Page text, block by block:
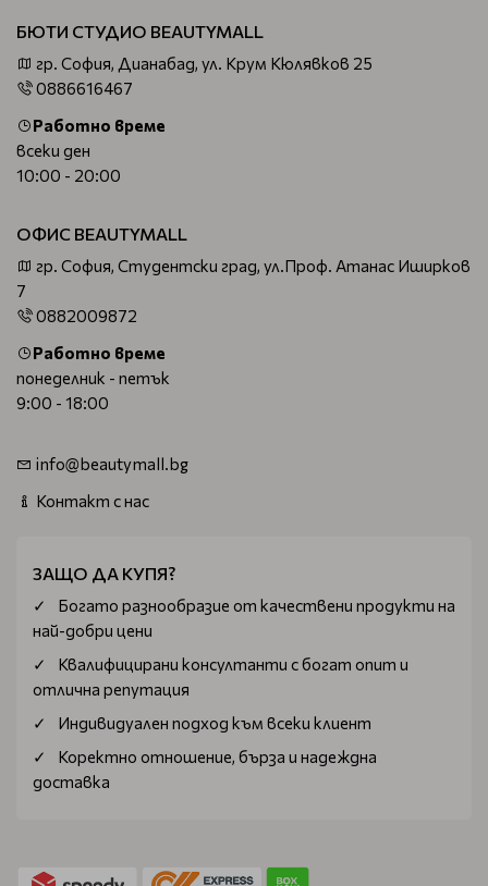
БЮТИ СТУДИО BEAUTYMALL
гр. София, Дианабад, ул. Крум Кюлявков 25
0886616467
Работно време
всеки ден
10:00 - 20:00
ОФИС BEAUTYMALL
гр. София, Студентски град, ул.Проф. Атанас Иширков
7
0882009872
Работно време
понеделник - петък
9:00 - 18:00
info@beautymall.bg
Контакт с нас
ЗАЩО ДА КУПЯ?
Богатo разнообразие от качествени продукти на
най-добри цени
Квалифицирани консултанти с богат опит и
отлична репутация
Индивидуален подход към всеки клиент
Коректно отношение, бърза и надеждна
доставка